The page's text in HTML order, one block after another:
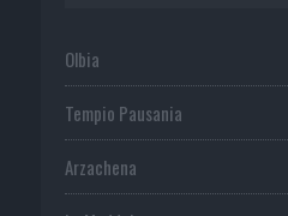
Olbia
Tempio Pausania
Arzachena